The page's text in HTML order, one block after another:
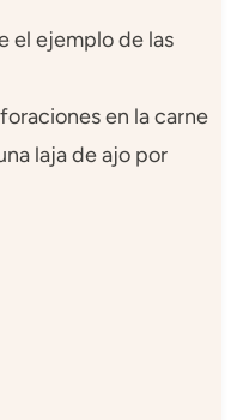
el ejemplo de las
en la carne
laja de ajo por